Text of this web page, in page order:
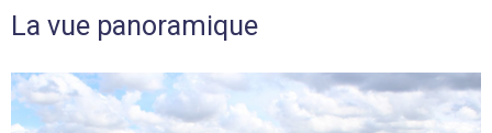
La vue panoramique